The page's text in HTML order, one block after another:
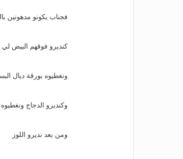
فجناب يكونو مدهونين
كنديرو فوقهم البيض لي
ونغطيوه بورقة ديال
وكنديرو الدجاج ونغطيوه
ومن بعد نديرو اللوز